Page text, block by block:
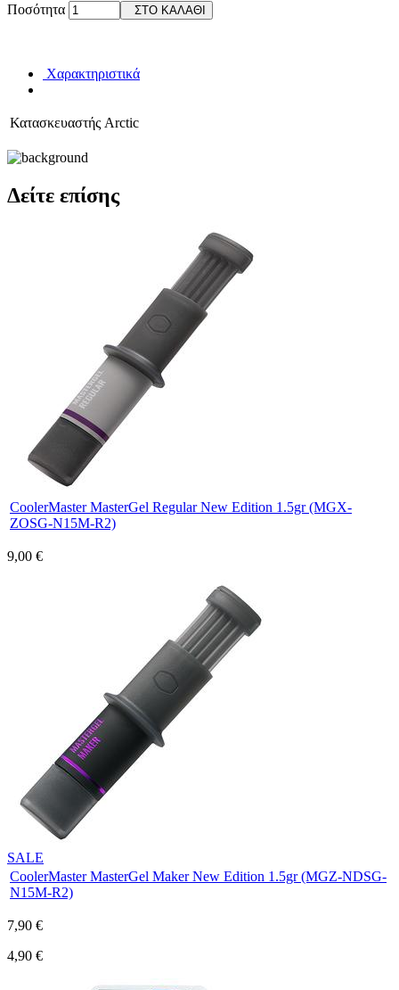
Ποσότητα
ΣΤΟ ΚΑΛΑΘΙ
Χαρακτηριστικά
Κατασκευαστής Arctic
Δείτε επίσης
CoolerMaster MasterGel Regular New Edition 1.5gr (MGX-
ZOSG-N15M-R2)
9,00 €
SALE
CoolerMaster MasterGel Maker New Edition 1.5gr (MGZ-NDSG-
N15M-R2)
7,90 €
4,90 €